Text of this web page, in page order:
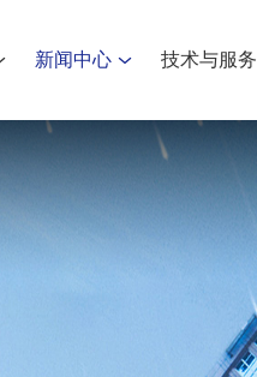
新闻中心 技术与服务